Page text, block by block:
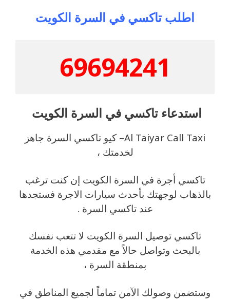
اطلب تاكسي في السرة الكويت
69694241
استدعاء تاكسي في السرة الكويت
Al Taiyar Call Taxi– كيو تاكسي السرة جاهز
لخدمتك ،
تاكسي أجرة في السرة الكويت إن كنت ترغب
بالذهاب لوجهتك بأحدث سيارات الاجرة فستجدها
عند تاكسي السرة .
تاكسي توصيل السرة الكويت لا تتعب نفسك
بالبحث وتواصل حالاً مع مقدمي هذه الخدمة
بمنطقة السرة ،
وستضمن وصولك الآمن تماماً لجميع المناطق في